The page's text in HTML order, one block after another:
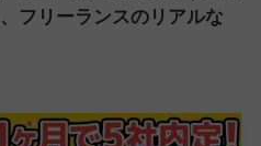
フリーランスのリアルな